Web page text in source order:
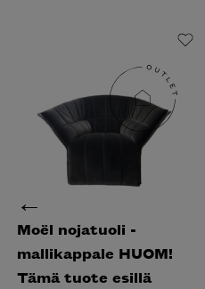
Moël nojatuoli -
mallikappale HUOM!
Tämä tuote esillä